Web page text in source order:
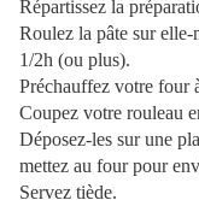
Répartissez la
Roulez la pâte sur elle-
1/2h (ou plus).
Préchauffez votre four
Coupez votre rouleau
Déposez-les sur une
mettez au four pour
Servez tiède.